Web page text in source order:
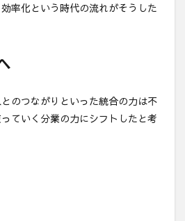
率化という時代の流れがそうした
のつながりといった統合の力は不
ていく分業の力にシフトしたと考